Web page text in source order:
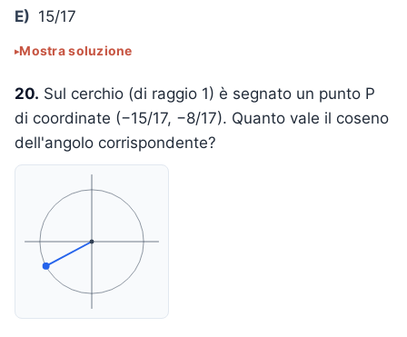
E) 15/17
Mostra soluzione
20. Sul cerchio (di raggio 1) è segnato un punto P
di coordinate (−15/17, −8/17). Quanto vale il coseno
dell'angolo corrispondente?